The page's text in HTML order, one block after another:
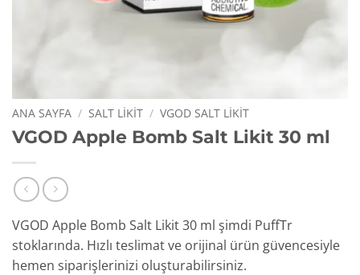
ANA SAYFA / SALT LIKIT / VGOD SALT LIKIT
VGOD Apple Bomb Salt Likit 30 ml
VGOD Apple Bomb Salt Likit 30 ml şimdi PuffTr
stoklarında. Hızlı teslimat ve orijinal ürün güvencesiyle
hemen siparişlerinizi oluşturabilirsiniz.